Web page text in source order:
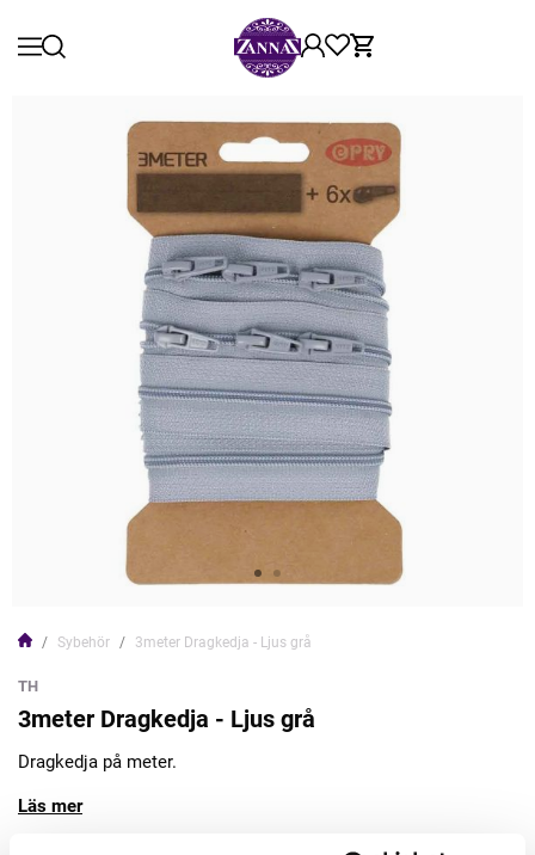
Sybehör 3meter Dragkedja - Ljus grå
TH
3meter Dragkedja - Ljus grå
Dragkedja på meter.
Läs mer